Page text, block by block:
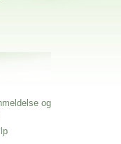
og